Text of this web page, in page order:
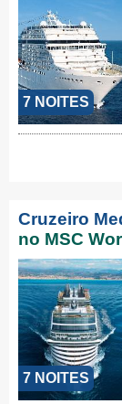
7 NOITES
Cruzeiro
no MSC
7 NOITES